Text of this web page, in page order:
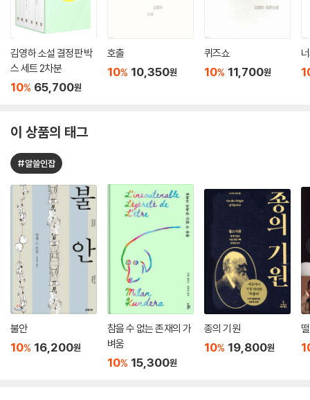
김영하 소설 결정판 박
스 세트 2차분
10% 65,700원
호출
10% 10,350원
퀴즈쇼
10% 11,700원
이 상품의 태그
#알쓸인잡
불안
10% 16,200원
참을 수 없는 존재의 가
벼움
10% 15,300원
종의 기원
10% 19,800원